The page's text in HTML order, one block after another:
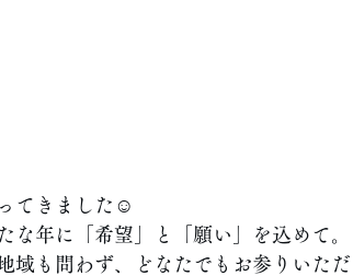
てきました☺️
年に「希望」と「願い」を込めて。
域も問わず、どなたでもお参りいた